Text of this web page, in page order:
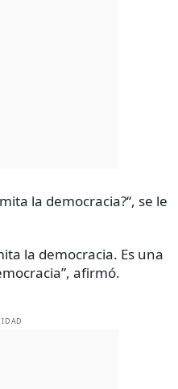
la democracia?“, se le
la democracia. Es una
afirmó.